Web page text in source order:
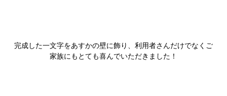
完成した一文字をあすかの壁に飾り、利用者さんだけでなくご
家族にもとても喜んでいただきました！